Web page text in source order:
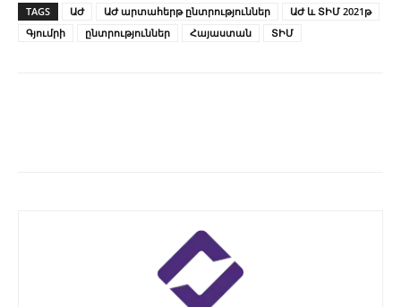
TAGS ԱԺ ԱԺ արտահերթ ընտրություններ
ԱԺ և ՏԻՄ 2021թ
Գյումրի
ընտրություններ Հայաստան ՏԻՄ